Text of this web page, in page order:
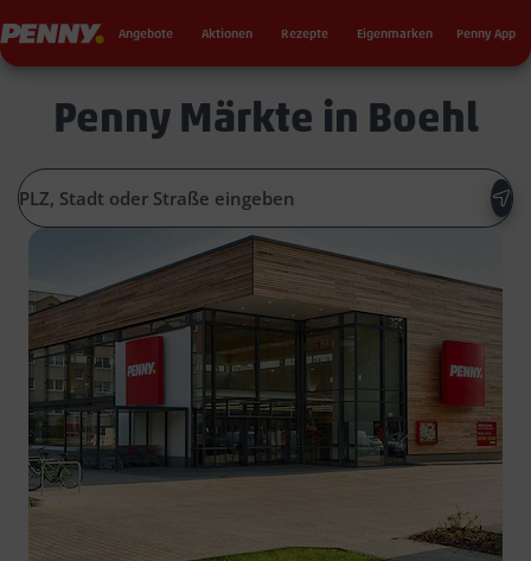
Penny Angebote Aktionen Rezepte Eigenmarken Penny App
Penny Märkte in Boehl